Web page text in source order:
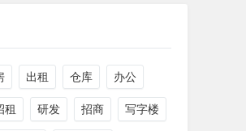
出租 仓库 办公
租 研发 招商 写字楼